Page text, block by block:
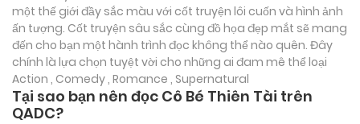
một thế giới đầy sắc màu với cốt truyện lôi cuốn và hình ảnh
ấn tượng. Cốt truyện sâu sắc cùng đồ họa đẹp mắt sẽ mang
đến cho bạn một hành trình đọc không thể nào quên. Đây
chính là lựa chọn tuyệt vời cho những ai đam mê thể loại
Action , Comedy , Romance , Supernatural
Tại sao bạn nên đọc Cô Bé Thiên Tài trên
QADC?